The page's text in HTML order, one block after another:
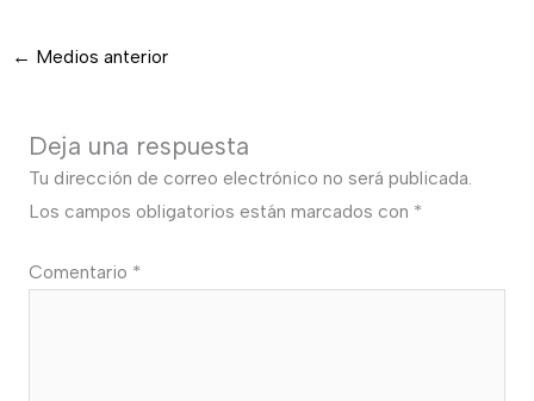
← Medios anterior
Deja una respuesta
Tu dirección de correo electrónico no será publicada.
Los campos obligatorios están marcados con *
Comentario *